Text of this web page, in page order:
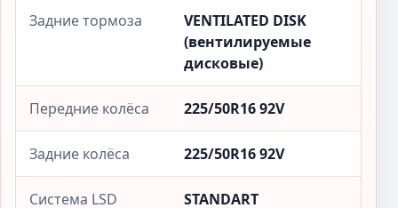
Задние тормоза
VENTILATED DISK
(вентилируемые
дисковые)
Передние колёса 225/50R16 92V
Задние колёса 225/50R16 92V
Система LSD STANDART